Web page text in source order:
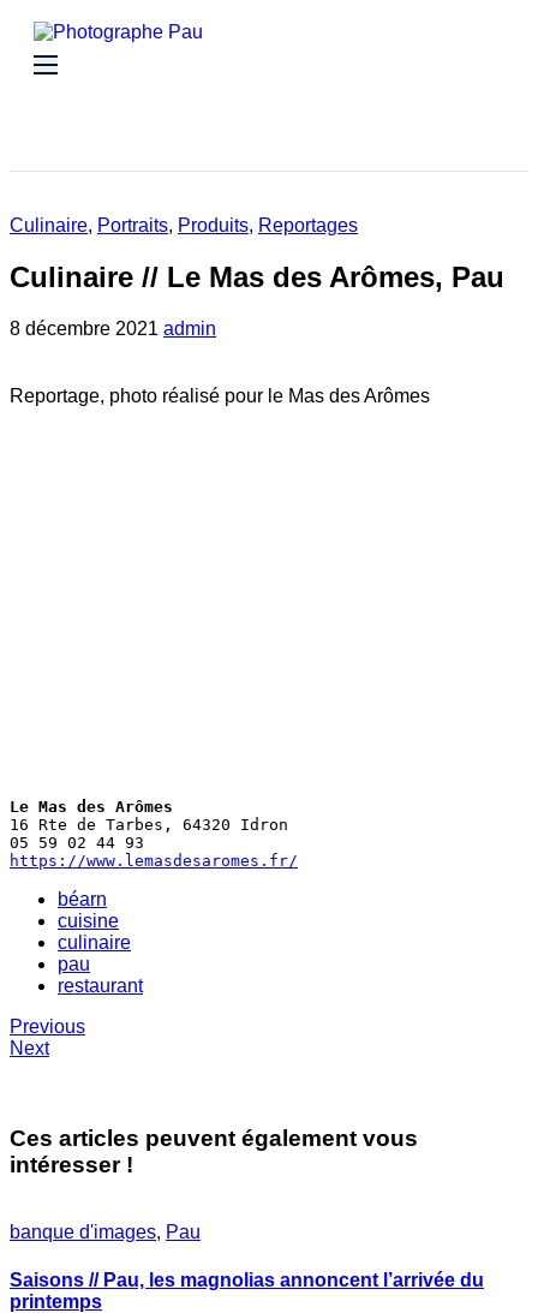
Reportages
Industrie
Immobilier
Portraits
Evénementiel
Drone / Prises de vue aériennes
Abstrait
Brume
Graphite
Culinaire, Portraits, Produits, Reportages
Culinaire // Le Mas des Arômes, Pau
8 décembre 2021 admin
Reportage, photo réalisé pour le Mas des Arômes
Le Mas des Arômes
16 Rte de Tarbes, 64320 Idron
https://www.lemasdesaromes.fr/
béarn
cuisine
culinaire
pau
restaurant
Previous
Next
Ces articles peuvent également vous
intéresser !
banque d'images, Pau
Saisons // Pau, les magnolias annoncent l’arrivée du
printemps